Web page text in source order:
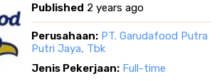
Published 2 years ago
Perusahaan: PT. Garudafood Putra
Putri Jaya, Tbk
Jenis Pekerjaan: Full-time